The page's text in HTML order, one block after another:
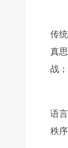
传
真
战
语
秩